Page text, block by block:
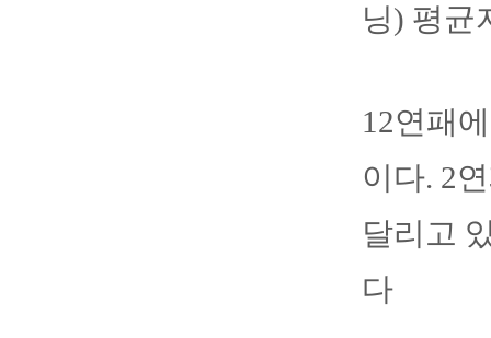
닝) 평균
12연패
이다. 2
달리고
다